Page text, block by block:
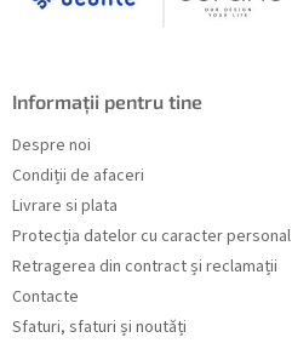
Informații pentru tine
Despre noi
Condiții de afaceri
Livrare si plata
Protecția datelor cu caracter personal
Retragerea din contract și reclamații
Contacte
Sfaturi, sfaturi și noutăți